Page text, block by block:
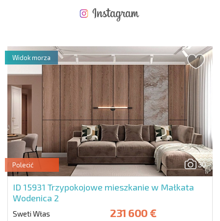
30
Polecić
ID 15931 Trzypokojowe mieszkanie w Małkata
Wodenica 2
Sweti Włas 231 600 €
Widok morza